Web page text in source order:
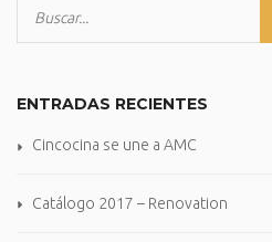
ENTRADAS RECIENTES
Cincocina se une a AMC
Catálogo 2017 – Renovation